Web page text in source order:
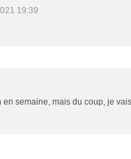
19:39
en semaine, mais du coup, je